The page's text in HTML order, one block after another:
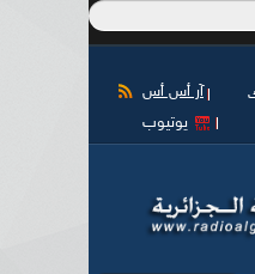
آر أس أس
يوتيوب